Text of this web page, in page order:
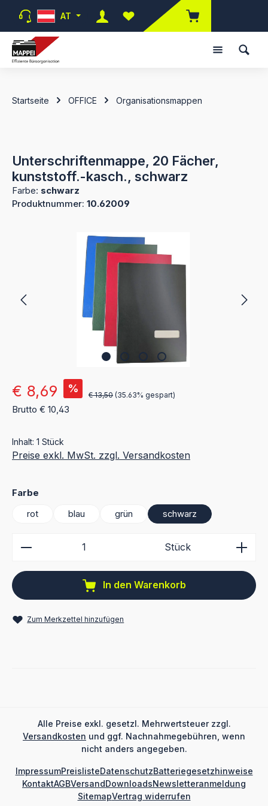
Zum Hauptinhalt springen
AT
Du hast 0 Produkte auf dem
Startseite OFFICE Organisationsmappen
Unterschriftenmappe, 20 Fächer,
kunststoff.-kasch., schwarz
Farbe: schwarz
Produktnummer: 10.62009
Bildergalerie überspringen
Verkaufspreis:
€ 8,69 %
€ 13,50 (35.63% gespart)
Brutto € 10,43
Inhalt: 1 Stück
Preise exkl. MwSt. zzgl. Versandkosten
Farbe
rot
blau grün schwarz
Produkt Anzahl: Gib den gewünschten Wert ein
Stück
In den Warenkorb
Zum Merkzettel hinzufügen
Alle Preise exkl. gesetzl. Mehrwertsteuer zzgl.
Versandkosten und ggf. Nachnahmegebühren, wenn
nicht anders angegeben.
ImpressumPreislisteDatenschutzBatteriegesetzhinweise
KontaktAGBVersandDownloadsNewsletteranmeldung
SitemapVertrag widerrufen